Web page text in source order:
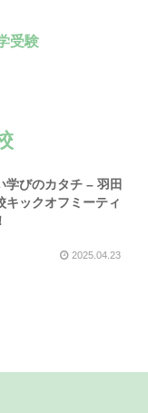
受験
学びのカタチ – 羽田
キックオフミーティ
2025.04.23